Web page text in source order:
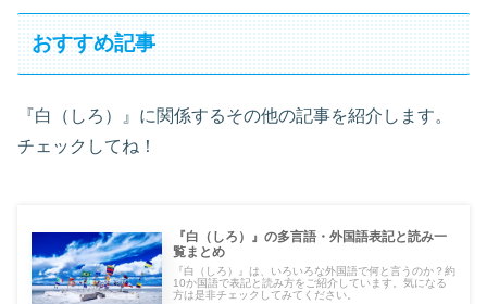
おすすめ記事
『白（しろ）』に関係するその他の記事を紹介します。
チェックしてね！
『白（しろ）』の多言語・外国語表記と読み一
覧まとめ
『白（しろ）』は、いろいろな外国語で何と言うのか？約
10か国語で表記と読み方をご紹介しています。気になる
方は是非チェックしてみてください。